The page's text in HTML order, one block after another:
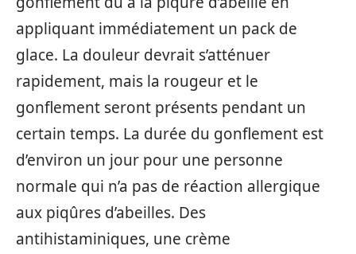
appliquant immédiatement un pack de
glace. La douleur devrait s’atténuer
rapidement, mais la rougeur et le
gonflement seront présents pendant un
certain temps. La durée du gonflement est
d’environ un jour pour une personne
normale qui n’a pas de réaction allergique
aux piqûres d’abeilles. Des
antihistaminiques, une crème